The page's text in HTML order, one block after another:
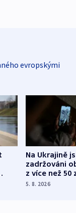
evropskými
Na Ukrajině
zadržováni
z více než 50
Bojovali na
5. 8. 2026